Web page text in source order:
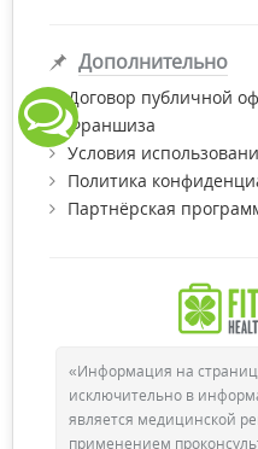
Дополнительно
Договор публичной
Франшиза
Условия
Политика
Партнёрская
«Информация на
исключительно в
является медицинской
применением